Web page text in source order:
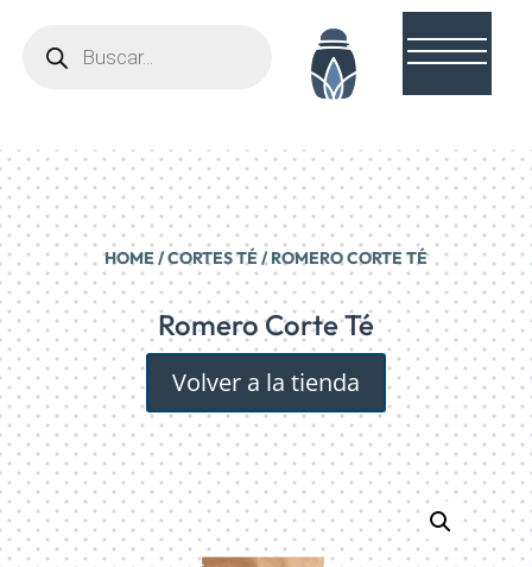
productos
HOME/CORTES TÉ/ ROMERO CORTE TÉ
Romero Corte Té
Volver a la tienda